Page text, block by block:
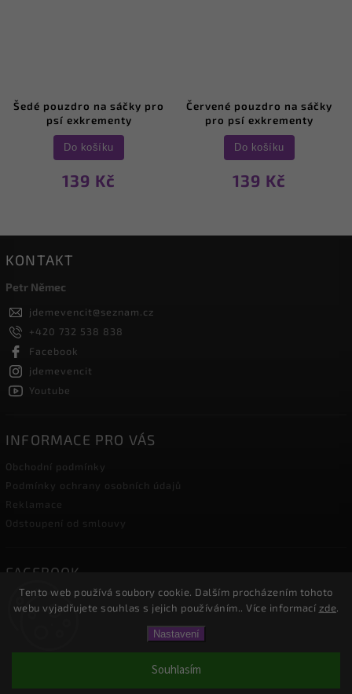
Tento web používá soubory cookie. Dalším procházením tohoto
webu vyjadřujete souhlas s jejich používáním.. Více informací zde.
Nastavení
Souhlasím
Šedé pouzdro na sáčky pro
psí exkrementy
139 Kč
Do košíku
Červené pouzdro na sáčky
pro psí exkrementy
139 Kč
Do košíku
KONTAKT
Petr Němec
jdemevencit@seznam.cz
+420 732 538 838
Facebook
jdemevencit
Youtube
INFORMACE PRO VÁS
Obchodní podmínky
Podmínky ochrany osobních údajů
Reklamace
Odstoupení od smlouvy
FACEBOOK
JDEME VENČIT.cz. Všechna práva vyhrazena.
Upravit nastavení cookies